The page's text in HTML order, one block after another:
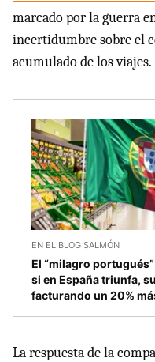
marcado por la guerra
incertidumbre sobre el
acumulado de los viajes.
EN EL BLOG SALMÓN
El “milagro
si en España triunfa,
facturando un 20%
La respuesta de la